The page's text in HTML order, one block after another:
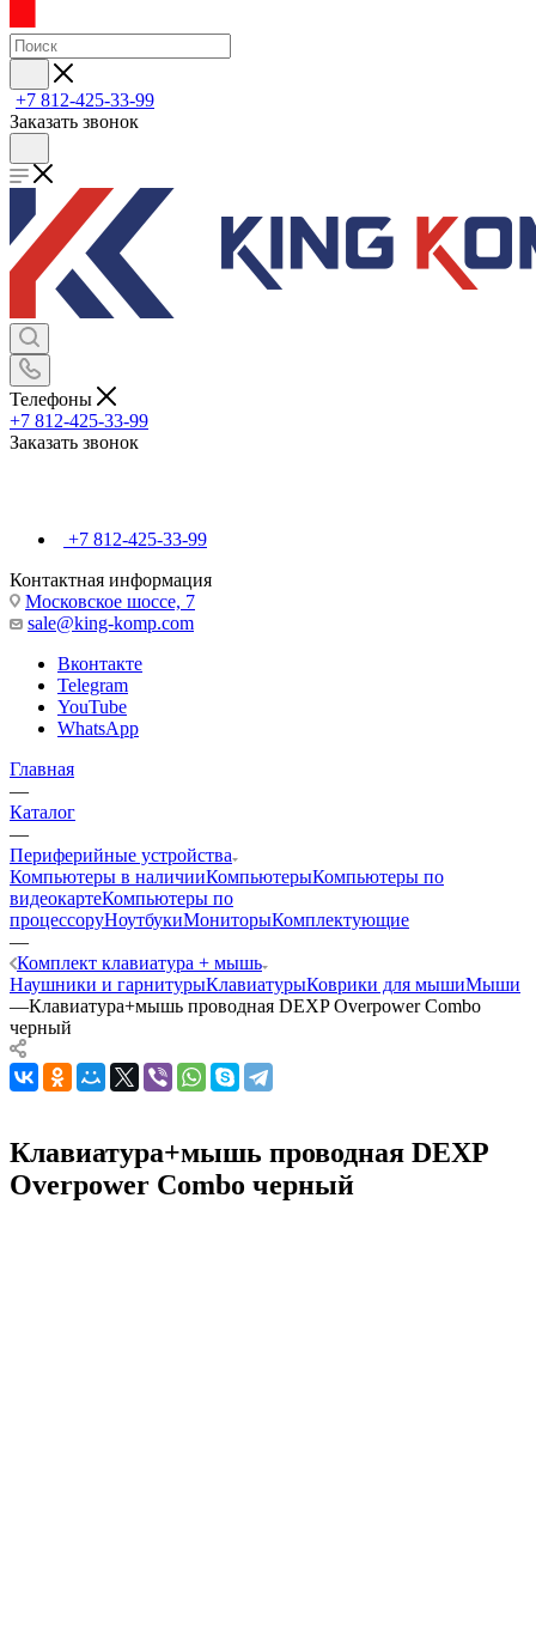
+7 812-425-33-99
Заказать звонок
Телефоны
+7 812-425-33-99
Заказать звонок
+7 812-425-33-99
Контактная информация
Московское шоссе, 7
sale@king-komp.com
Вконтакте
Telegram
YouTube
WhatsApp
Главная
—
Каталог
—
Периферийные устройства
Компьютеры в наличииКомпьютерыКомпьютеры по
видеокартеКомпьютеры по
процессоруНоутбукиМониторыКомплектующие
—
Комплект клавиатура + мышь
Наушники и гарнитурыКлавиатурыКоврики для мышиМыши
—Клавиатура+мышь проводная DEXP Overpower Combo
черный
Клавиатура+мышь проводная DEXP
Overpower Combo черный